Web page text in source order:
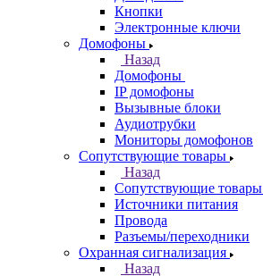
Кнопки
Электронные ключи
Домофоны
Назад
Домофоны
IP домофоны
Вызывные блоки
Аудиотрубки
Мониторы домофонов
Сопутствующие товары
Назад
Сопутствующие товары
Источники питания
Провода
Разъемы/переходники
Охранная сигнализация
Назад